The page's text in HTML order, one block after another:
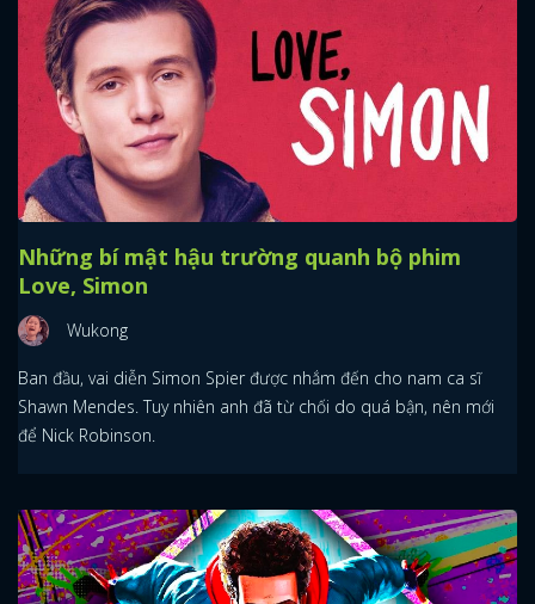
Những bí mật hậu trường quanh bộ phim
Love, Simon
Wukong
Ban đầu, vai diễn Simon Spier được nhắm đến cho nam ca sĩ
Shawn Mendes. Tuy nhiên anh đã từ chối do quá bận, nên mới
để Nick Robinson.